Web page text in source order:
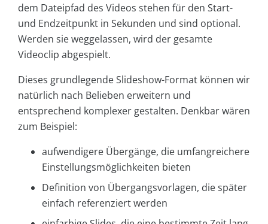
dem Dateipfad des Videos stehen für den Start-
und Endzeitpunkt in Sekunden und sind optional.
Werden sie weggelassen, wird der gesamte
Videoclip abgespielt.
Dieses grundlegende Slideshow-Format können wir
natürlich nach Belieben erweitern und
entsprechend komplexer gestalten. Denkbar wären
zum Beispiel:
aufwendigere Übergänge, die umfangreichere
Einstellungsmöglichkeiten bieten
Definition von Übergangsvorlagen, die später
einfach referenziert werden